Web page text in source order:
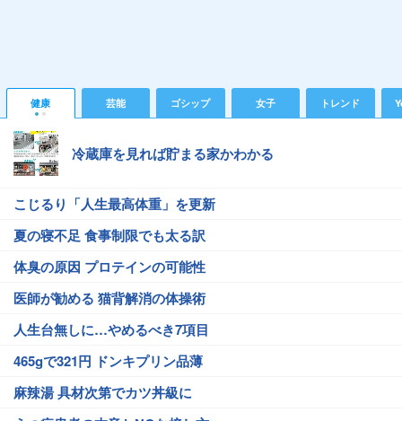
健康 芸能 ゴシップ 女子 トレンド
冷蔵庫を見れば貯まる家かわかる
こじるり「人生最高体重」を更新
夏の寝不足 食事制限でも太る訳
体臭の原因 プロテインの可能性
医師が勧める 猫背解消の体操術
人生台無しに…やめるべき7項目
465gで321円 ドンキプリン品薄
麻辣湯 具材次第でカツ丼級に